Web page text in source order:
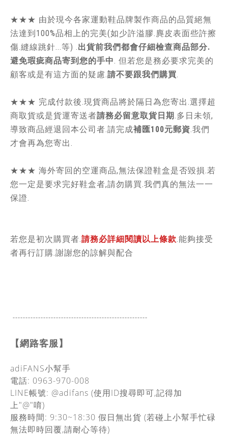
★★★ 由於現今各家運動鞋品牌製作商品的品質絕無
法達到100%品相上的完美(如少許溢膠.麂皮表面些許擦
傷.縫線跳針...等) .出貨前我們都會仔細檢查商品部分.
避免瑕疵商品寄到您的手中. 但若您是務必要求完美的
顧客或是有這方面的疑慮.請不要跟我們購買.
★★★ 完成付款後.現貨商品將於隔日為您寄出.選擇超
商取貨或是貨運寄送者請務必留意取貨日期.多日未領,
導致商品經退回本公司者.請完成補匯100元郵資.我們
才會再為您寄出.
★★★ 海外寄回的空運商品,無法保證鞋盒是否毀損.若
您一定是要求完好鞋盒者,請勿購買.我們真的無法一一
保證.
若您是初次購買者.請務必詳細閱讀以上條款.能夠接受
者再行訂購.謝謝您的諒解與配合
-----------------------------------------------------
【網路客服】
adiFANS小幫手
電話: 0963-970-008
LINE帳號: @adifans (使用ID搜尋即可,記得加
上"@"唷)
服務時間: 9:30~18:30 假日無出貨 (若碰上小幫手忙碌
無法即時回覆,請耐心等待)